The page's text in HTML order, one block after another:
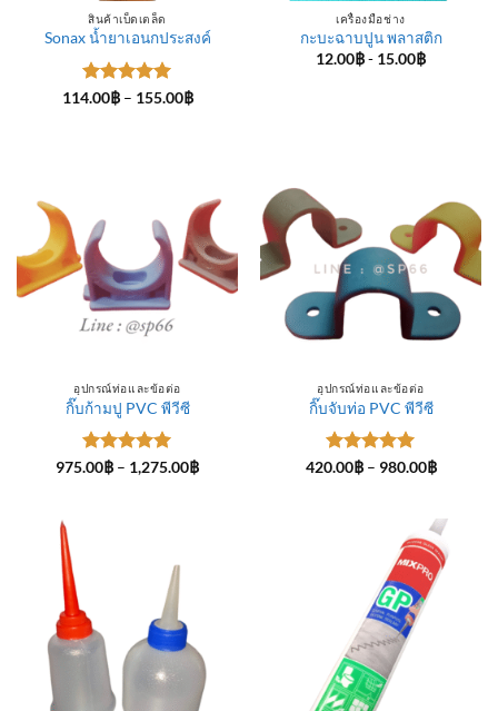
สินค้าเบ็ดเตล็ด
Sonax น้ำยาเอนกประสงค์
ให้คะแนน
114.00฿ – 155.00฿Price
เครื่องมือช่าง
กะบะฉาบปูน พลาสติก
12.00฿- 15.00฿
อุปกรณ์ท่อและข้อต่อ
กิ๊บก้ามปู PVC พีวีซี
ให้คะแนน
975.00฿ – 1,275.00฿Price
อุปกรณ์ท่อและข้อต่อ
กิ๊บจับท่อ PVC พีวีซี
ให้คะแนน
420.00฿ – 980.00฿Price
980.00฿